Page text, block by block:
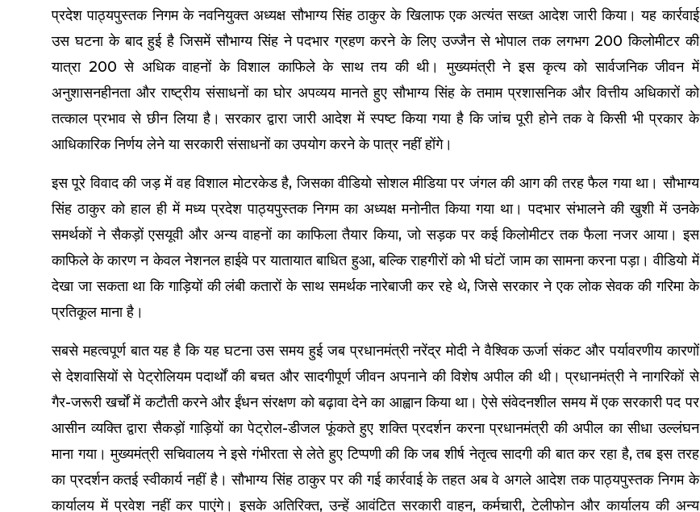
प्रदेश पाठ्यपुस्तक निगम के नवनियुक्त अध्यक्ष सौभाग्य सिंह ठाकुर के खिलाफ एक अत्यंत सख्त आदेश जारी किया। यह कार्रवाई
उस घटना के बाद हुई है जिसमें सौभाग्य सिंह ने पदभार ग्रहण करने के लिए उज्जैन से भोपाल तक लगभग 200 किलोमीटर की
यात्रा 200 से अधिक वाहनों के विशाल काफिले के साथ तय की थी। मुख्यमंत्री ने इस कृत्य को सार्वजनिक जीवन में
अनुशासनहीनता और राष्ट्रीय संसाधनों का घोर अपव्यय मानते हुए सौभाग्य सिंह के तमाम प्रशासनिक और वित्तीय अधिकारों को
तत्काल प्रभाव से छीन लिया है। सरकार द्वारा जारी आदेश में स्पष्ट किया गया है कि जांच पूरी होने तक वे किसी भी प्रकार के
आधिकारिक निर्णय लेने या सरकारी संसाधनों का उपयोग करने के पात्र नहीं होंगे।
इस पूरे विवाद की जड़ में वह विशाल मोटरकेड है, जिसका वीडियो सोशल मीडिया पर जंगल की आग की तरह फैल गया था। सौभाग्य
सिंह ठाकुर को हाल ही में मध्य प्रदेश पाठ्यपुस्तक निगम का अध्यक्ष मनोनीत किया गया था। पदभार संभालने की खुशी में उनके
समर्थकों ने सैकड़ों एसयूवी और अन्य वाहनों का काफिला तैयार किया, जो सड़क पर कई किलोमीटर तक फैला नजर आया। इस
काफिले के कारण न केवल नेशनल हाईवे पर यातायात बाधित हुआ, बल्कि राहगीरों को भी घंटों जाम का सामना करना पड़ा। वीडियो में
देखा जा सकता था कि गाड़ियों की लंबी कतारों के साथ समर्थक नारेबाजी कर रहे थे, जिसे सरकार ने एक लोक सेवक की गरिमा के
प्रतिकूल माना है।
सबसे महत्वपूर्ण बात यह है कि यह घटना उस समय हुई जब प्रधानमंत्री नरेंद्र मोदी ने वैश्विक ऊर्जा संकट और पर्यावरणीय कारणों
से देशवासियों से पेट्रोलियम पदार्थों की बचत और सादगीपूर्ण जीवन अपनाने की विशेष अपील की थी। प्रधानमंत्री ने नागरिकों से
गैर-जरूरी खर्चों में कटौती करने और ईंधन संरक्षण को बढ़ावा देने का आह्वान किया था। ऐसे संवेदनशील समय में एक सरकारी पद पर
आसीन व्यक्ति द्वारा सैकड़ों गाड़ियों का पेट्रोल-डीजल फूंकते हुए शक्ति प्रदर्शन करना प्रधानमंत्री की अपील का सीधा उल्लंघन
माना गया। मुख्यमंत्री सचिवालय ने इसे गंभीरता से लेते हुए टिप्पणी की कि जब शीर्ष नेतृत्व सादगी की बात कर रहा है, तब इस तरह
का प्रदर्शन कतई स्वीकार्य नहीं है। सौभाग्य सिंह ठाकुर पर की गई कार्रवाई के तहत अब वे अगले आदेश तक पाठ्यपुस्तक निगम के
कार्यालय में प्रवेश नहीं कर पाएंगे। इसके अतिरिक्त, उन्हें आवंटित सरकारी वाहन, कर्मचारी, टेलीफोन और कार्यालय की अन्य